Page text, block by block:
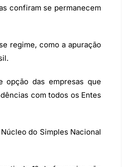
confiram se permanecem
regime, como a apuração
opção das empresas que
com todos os Entes
do Simples Nacional